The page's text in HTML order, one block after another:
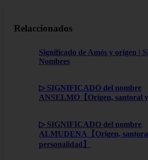
Relaccionados
Significado de Amós y origen |
Nombres
▷ SIGNIFICADO del nombre
ANSELMO【Origen, santoral y
▷ SIGNIFICADO del nombre
ALMUDENA【Origen,
personalidad】